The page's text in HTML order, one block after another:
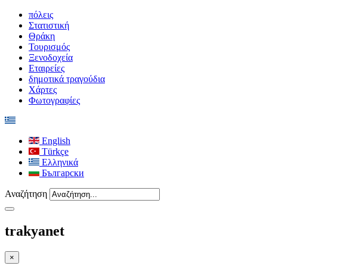
πόλεις
Στατιστική
Θράκη
Τουρισμός
Ξενοδοχεία
Εταιρείες
δημοτικά τραγούδια
Χάρτες
Φωτογραφίες
English
Türkçe
Ελληνικά
Български
Αναζήτηση
trakyanet
×